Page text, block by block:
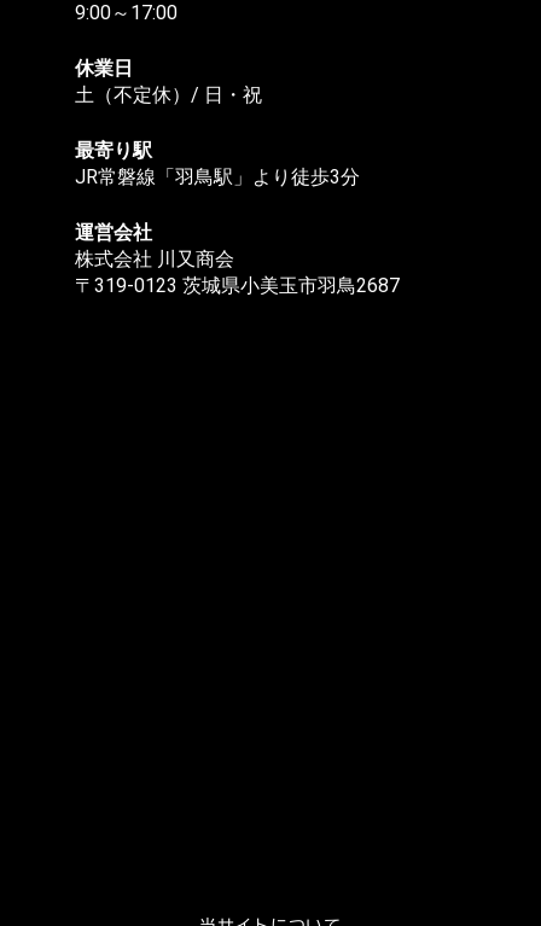
9:00～17:00
休業日
土（不定休）/ 日・祝
最寄り駅
JR常磐線「羽鳥駅」より徒歩3分
運営会社
株式会社 川又商会
〒319-0123 茨城県小美玉市羽鳥2687